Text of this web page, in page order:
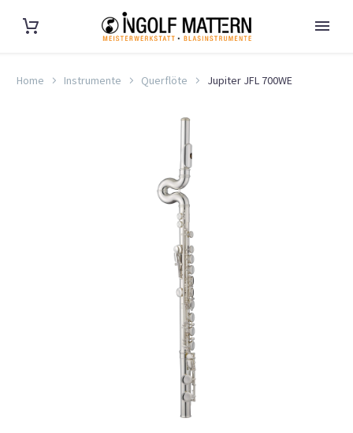
Home Instrumente Querflöte Jupiter JFL 700WE